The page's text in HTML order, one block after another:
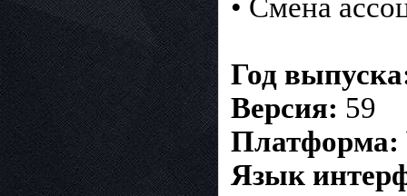
• Смена
Год
Версия: 59
Платформа:
Язык